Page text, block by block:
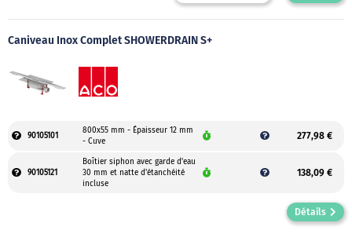
Caniveau Inox Complet SHOWERDRAIN S+
90105101
800x55 mm - Épaisseur 12 mm
- Cuve
277,98 €
90105121
Boîtier siphon avec garde d'eau
30 mm et natte d'étanchéité
incluse
138,09 €
Détails